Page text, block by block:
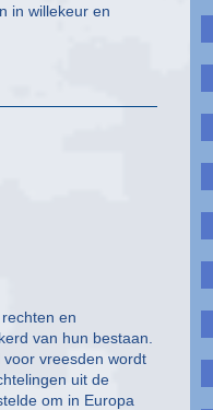
in willekeur en
en
van hun bestaan.
vreesden wordt
uit de
om in Europa